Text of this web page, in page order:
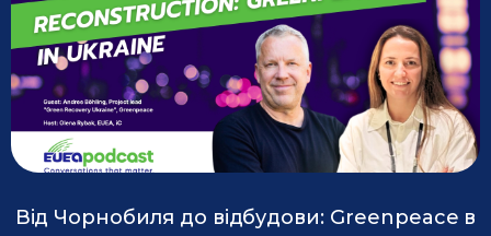
Від Чорнобиля до відбудови: Greenpeace в